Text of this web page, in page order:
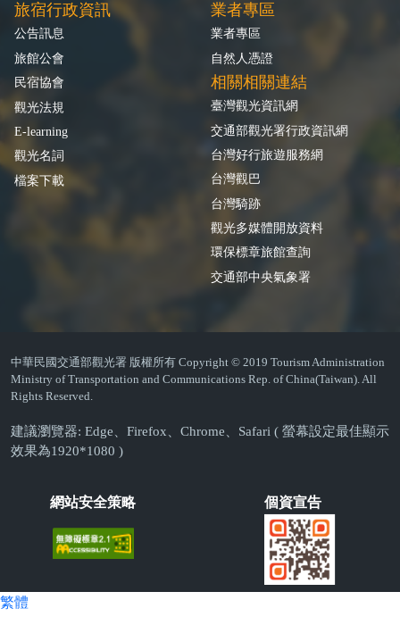
旅宿行政資訊
公告訊息
旅館公會
民宿協會
觀光法規
E-learning
觀光名詞
檔案下載
業者專區
業者專區
自然人憑證
相關相關連結
臺灣觀光資訊網
交通部觀光署行政資訊網
台灣好行旅遊服務網
台灣觀巴
台灣騎跡
觀光多媒體開放資料
環保標章旅館查詢
交通部中央氣象署
中華民國交通部觀光署 版權所有 Copyright © 2019 Tourism Administration
Ministry of Transportation and Communications Rep. of China(Taiwan). All
Rights Reserved.
建議瀏覽器: Edge、Firefox、Chrome、Safari ( 螢幕設定最佳顯示
效果為1920*1080 )
網站安全策略 個資宣告
繁體